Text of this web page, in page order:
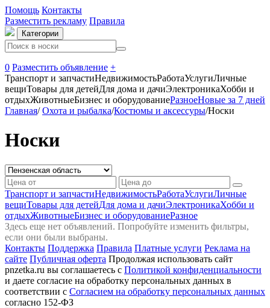
Помощь Контакты
Разместить рекламу Правила
Категории
0 Разместить объявление +
Транспорт и запчастиНедвижимостьРаботаУслугиЛичные
вещиТовары для детейДля дома и дачиЭлектроникаХобби и
отдыхЖивотныеБизнес и оборудованиеРазноеНовые за 7 дней
Главная/ Охота и рыбалка/Костюмы и аксессуры/Носки
Носки
Транспорт и запчастиНедвижимостьРаботаУслугиЛичные
вещиТовары для детейДля дома и дачиЭлектроникаХобби и
отдыхЖивотныеБизнес и оборудованиеРазное
Здесь еще нет объявлений. Попробуйте изменить фильтры,
если они были выбраны.
Контакты Поддержка Правила Платные услуги Реклама на
сайте Публичная оферта Продолжая использовать сайт
pnzetka.ru вы соглашаетесь с Политикой конфиденциальности
и даете согласие на обработку персональных данных в
соответствии с Согласием на обработку персональных данных
согласно 152-ФЗ